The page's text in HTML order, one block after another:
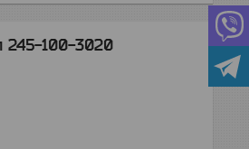
245-100-3020